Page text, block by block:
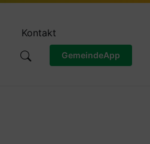
Kontakt
GemeindeApp